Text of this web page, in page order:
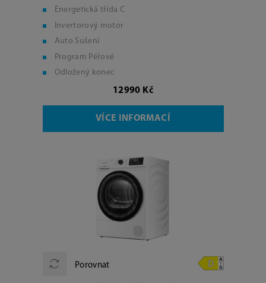
Energetická třída C
Invertorový motor
Auto Sušení
Program Péřové
Odložený konec
12990 Kč
VÍCE INFORMACÍ
Porovnat